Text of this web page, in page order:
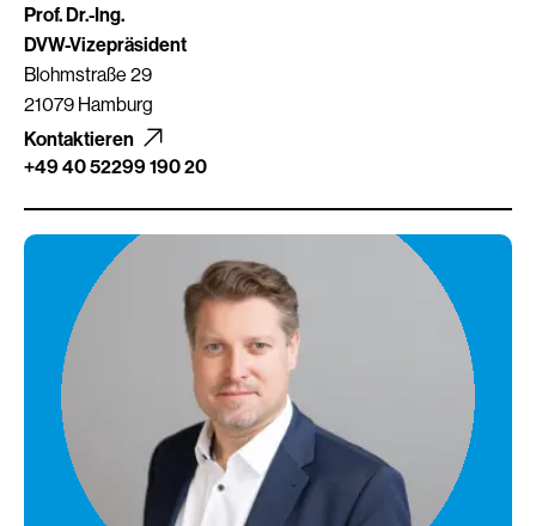
Prof. Dr.-Ing.
DVW-Vizepräsident
Blohmstraße 29
21079 Hamburg
Kontaktieren
+49 40 52299 190 20